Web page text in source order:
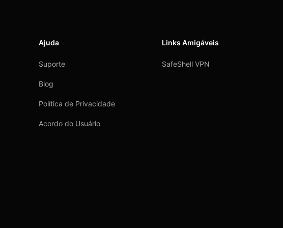
Ajuda
Suporte
Blog
Política de Privacidade
Acordo do Usuário
Links Amigáveis
SafeShell VPN